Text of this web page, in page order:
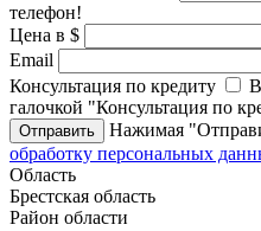
телефон!
Цена в $
Email
Консультация по кредиту
галочкой "Консультация по
Отправить
Нажимая
обработку персональных
Область
Брестская область
Район области